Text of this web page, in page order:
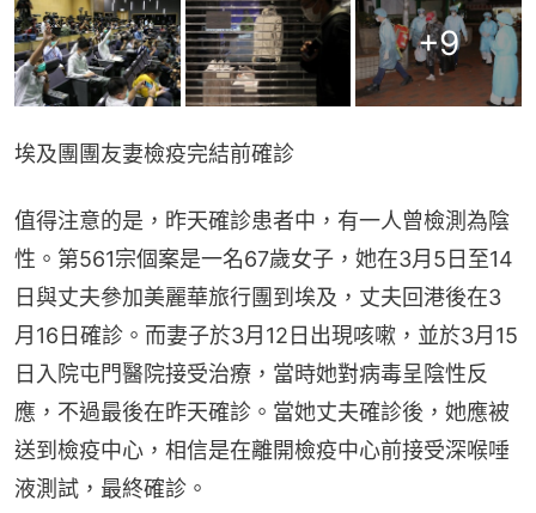
+9
埃及團團友妻檢疫完結前確診
值得注意的是，昨天確診患者中，有一人曾檢測為陰
性。第561宗個案是一名67歲女子，她在3月5日至14
日與丈夫參加美麗華旅行團到埃及，丈夫回港後在3
月16日確診。而妻子於3月12日出現咳嗽，並於3月15
日入院屯門醫院接受治療，當時她對病毒呈陰性反
應，不過最後在昨天確診。當她丈夫確診後，她應被
送到檢疫中心，相信是在離開檢疫中心前接受深喉唾
液測試，最終確診。